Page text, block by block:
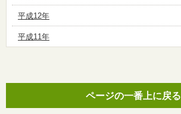
平成12年
平成11年
ページの一番上に戻る